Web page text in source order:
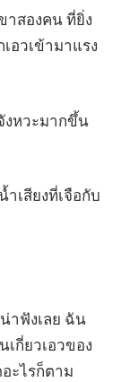
าสองคน ที่ยิ่ง
อวเข้ามาแรง
งหวะมากขึ้น
เสียงที่เจือกับ
าฟังเลย ฉัน
กี่ยวเอวของ
ะไรก็ตาม